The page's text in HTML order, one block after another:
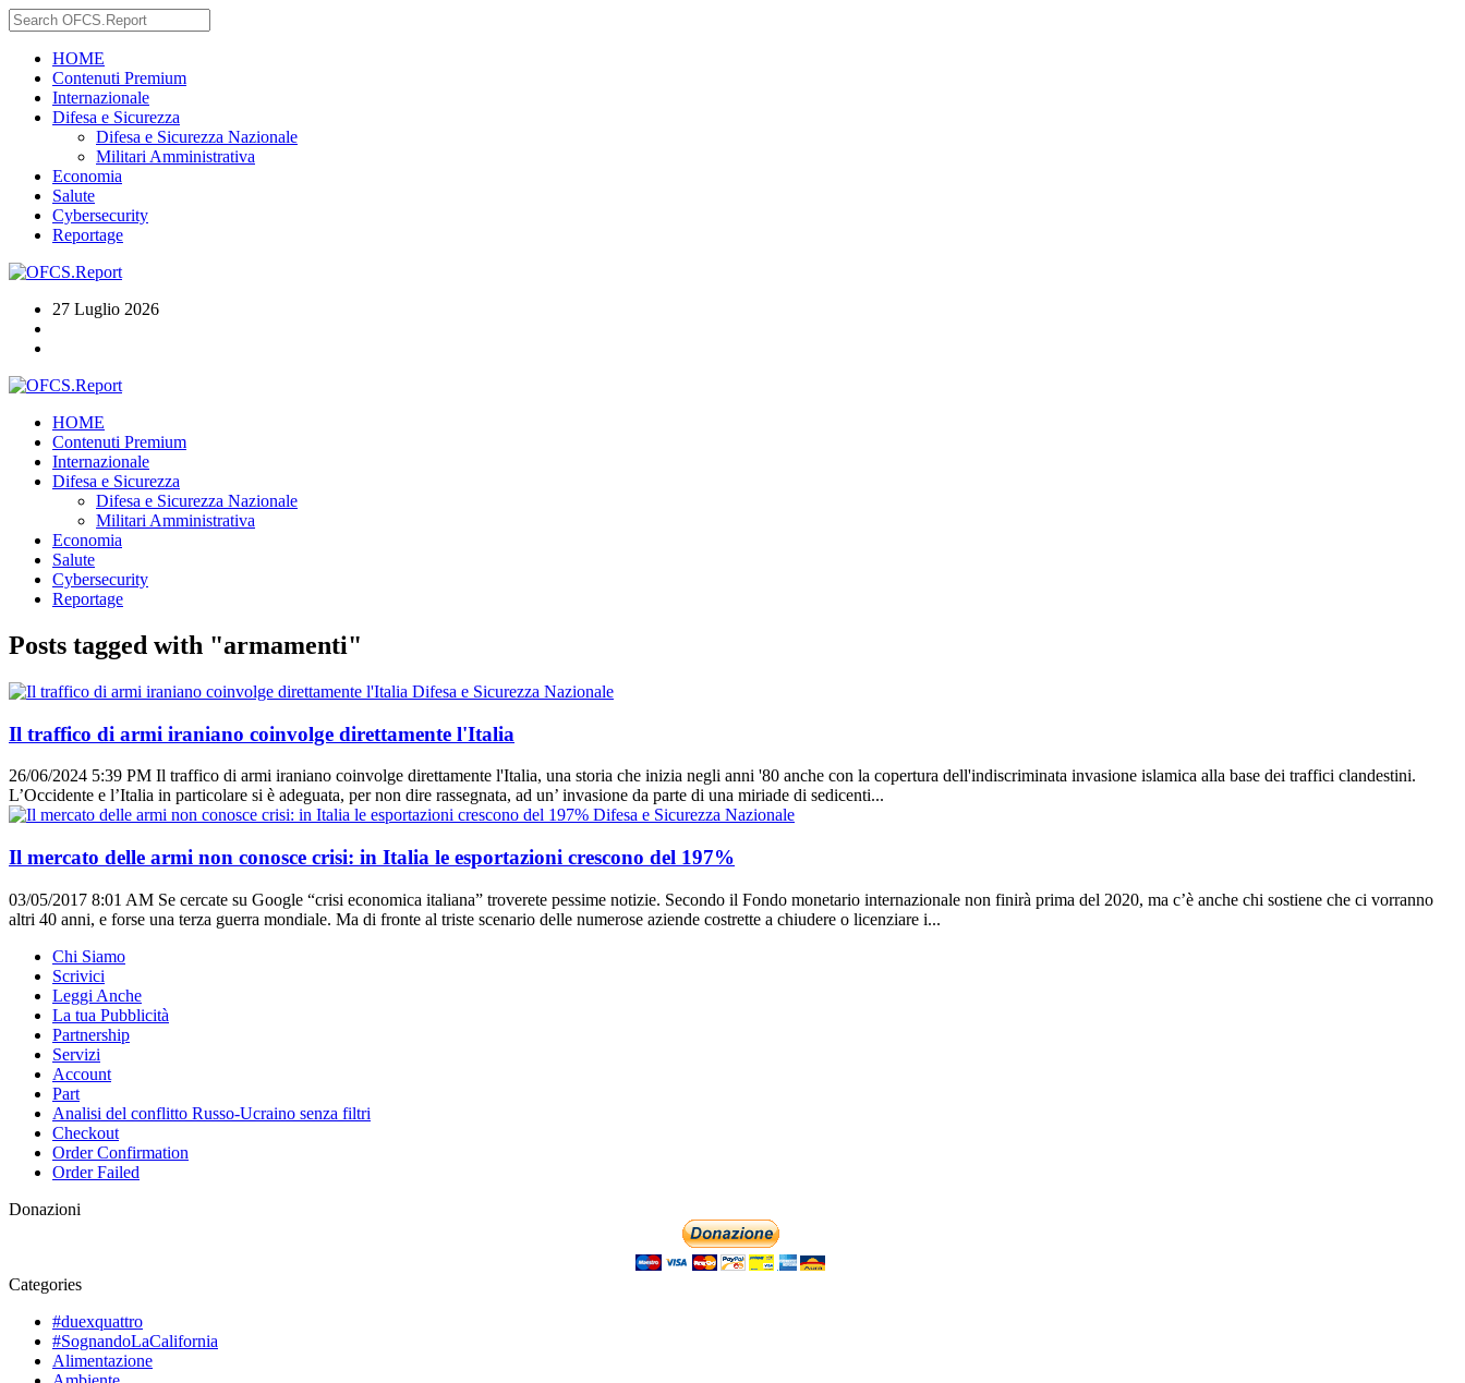
HOME
Contenuti Premium
Internazionale
Difesa e Sicurezza
Difesa e Sicurezza Nazionale
Militari Amministrativa
Economia
Salute
Cybersecurity
Reportage
27 Luglio 2026
HOME
Contenuti Premium
Internazionale
Difesa e Sicurezza
Difesa e Sicurezza Nazionale
Militari Amministrativa
Economia
Salute
Cybersecurity
Reportage
Posts tagged with "armamenti"
Difesa e Sicurezza Nazionale
Il traffico di armi iraniano coinvolge direttamente l'Italia
26/06/2024 5:39 PM Il traffico di armi iraniano coinvolge direttamente l'Italia, una storia che inizia negli anni '80 anche con la copertura dell'indiscriminata invasione islamica alla base dei traffici clandestini.
L’Occidente e l’Italia in particolare si è adeguata, per non dire rassegnata, ad un’ invasione da parte di una miriade di sedicenti...
Difesa e Sicurezza Nazionale
Il mercato delle armi non conosce crisi: in Italia le esportazioni crescono del 197%
03/05/2017 8:01 AM Se cercate su Google “crisi economica italiana” troverete pessime notizie. Secondo il Fondo monetario internazionale non finirà prima del 2020, ma c’è anche chi sostiene che ci vorranno
altri 40 anni, e forse una terza guerra mondiale. Ma di fronte al triste scenario delle numerose aziende costrette a chiudere o licenziare i...
Chi Siamo
Scrivici
Leggi Anche
La tua Pubblicità
Partnership
Servizi
Account
Part
Analisi del conflitto Russo-Ucraino senza filtri
Checkout
Order Confirmation
Order Failed
Donazioni
Categories
#duexquattro
#SognandoLaCalifornia
Alimentazione